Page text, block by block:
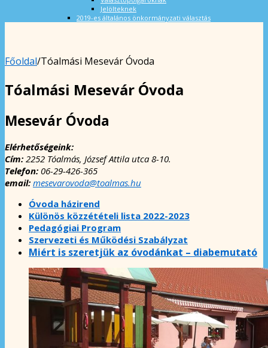
Jelölteknek
2019-es általános önkormányzati választás
Főoldal/Tóalmási Mesevár Óvoda
Tóalmási Mesevár Óvoda
Mesevár Óvoda
Elérhetőségeink:
Cím: 2252 Tóalmás, József Attila utca 8-10.
Telefon: 06-29-426-365
email: mesevarovoda@toalmas.hu
Óvoda házirend
Különös közzétételi lista 2022-2023
Pedagógiai Program
Szervezeti és Működési Szabályzat
Miért is szeretjük az óvodánkat – diabemutató